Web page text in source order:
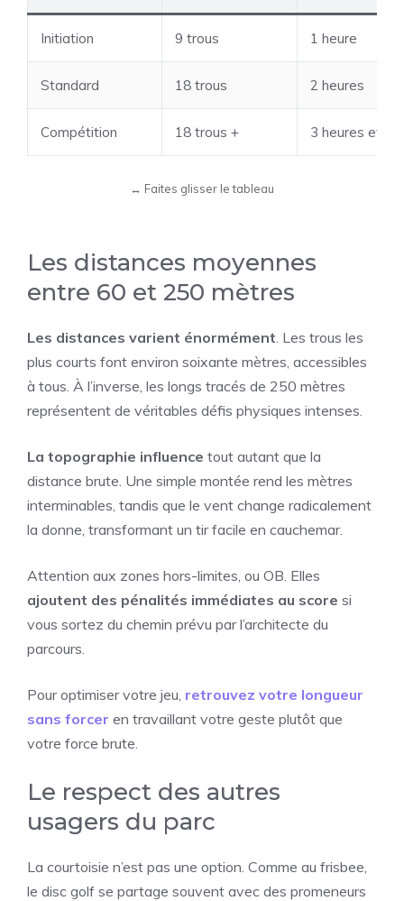
Initiation 9 trous 1 heure
Standard 18 trous 2 heures
Compétition 18 trous + 3 heures et
Les distances moyennes
entre 60 et 250 mètres
Les distances varient énormément . Les trous les
plus courts font environ soixante mètres, accessibles
à tous. À l’inverse, les longs tracés de 250 mètres
représentent de véritables défis physiques intenses.
La topographie influence tout autant que la
distance brute. Une simple montée rend les mètres
interminables, tandis que le vent change radicalement
la donne, transformant un tir facile en cauchemar.
Attention aux zones hors-limites, ou OB. Elles
ajoutent des pénalités immédiates au score si
vous sortez du chemin prévu par l’architecte du
parcours.
Pour optimiser votre jeu, retrouvez votre longueur
sans forcer en travaillant votre geste plutôt que
votre force brute.
Le respect des autres
usagers du parc
La courtoisie n’est pas une option. Comme au frisbee,
le disc golf se partage souvent avec des promeneurs